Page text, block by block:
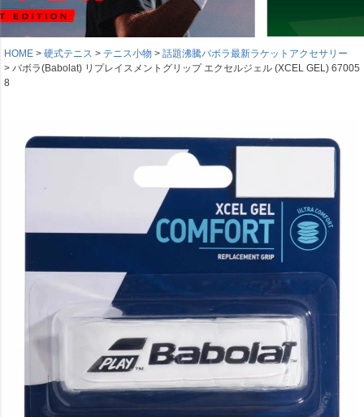
HOME 硬式テニス テニス小物
話題沸騰バボラ最新ラケットアクセサリー
バボラ(Babolat) リプレイスメントグリップ エクセルジェル (XCEL GEL) 67005
8